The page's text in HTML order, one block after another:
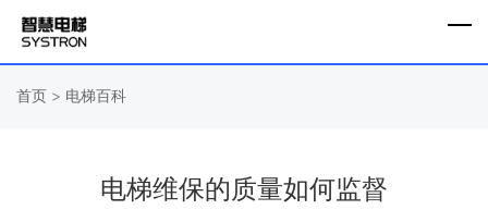
首页 > 电梯百科
电梯维保的质量如何监督